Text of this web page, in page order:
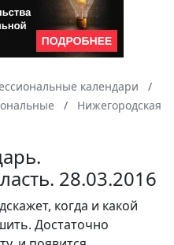
календари
Нижегородская
28.03.2016
когда и какой
Достаточно